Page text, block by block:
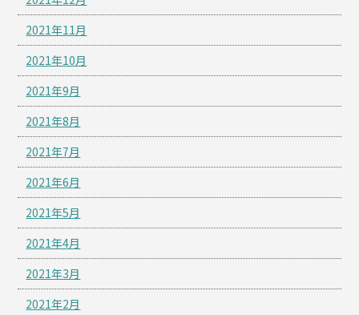
2021年11月
2021年10月
2021年9月
2021年8月
2021年7月
2021年6月
2021年5月
2021年4月
2021年3月
2021年2月